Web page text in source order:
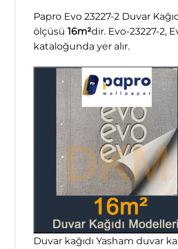
Papro Evo 23227-2 Duvar
ölçüsü 16m²dir. Evo-23227-2,
kataloğunda yer alır.
Duvar kağıdı Yasham duvar